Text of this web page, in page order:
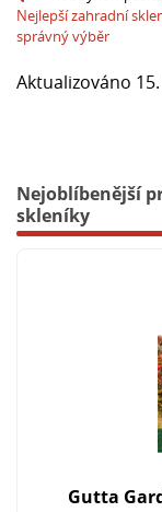
Nejlepší zahradní
správný výběr
Aktualizováno
Nejoblíbenější
skleníky
Gutta